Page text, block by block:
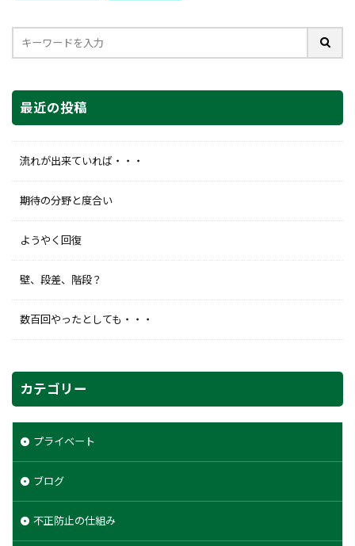
最近の投稿
流れが出来ていれば・・・
期待の分野と度合い
ようやく回復
壁、段差、階段？
数百回やったとしても・・・
カテゴリー
プライベート
ブログ
不正防止の仕組み